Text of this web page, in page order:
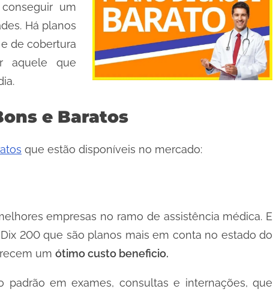
um
Há planos
de cobertura
aquele que
e Baratos
que estão disponíveis no mercado:
empresas no ramo de assistência médica. E
200 que são planos mais em conta no estado do
um ótimo custo beneficio.
padrão em exames, consultas e internações, que